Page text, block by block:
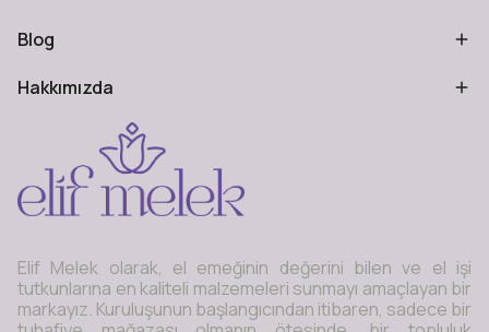
Blog
Hakkımızda
Elif Melek olarak, el emeğinin değerini bilen ve el işi
tutkunlarına en kaliteli malzemeleri sunmayı amaçlayan bir
markayız. Kuruluşunun başlangıcından itibaren, sadece bir